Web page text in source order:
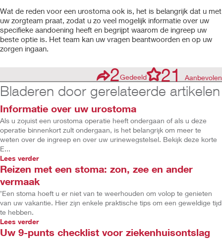
Wat de reden voor een urostoma ook is, het is belangrijk dat u met
uw zorgteam praat, zodat u zo veel mogelijk informatie over uw
specifieke aandoening heeft en begrijpt waarom de ingreep uw
beste optie is. Het team kan uw vragen beantwoorden en op uw
zorgen ingaan.
2Gedeeld 21 Aanbevolen
Bladeren door gerelateerde artikelen
Informatie over uw urostoma
Als u zojuist een urostoma operatie heeft ondergaan of als u deze
operatie binnenkort zult ondergaan, is het belangrijk om meer te
weten over de ingreep en over uw urinewegstelsel. Bekijk deze korte
E...
Lees verder
Reizen met een stoma: zon, zee en ander
vermaak
’Een stoma hoeft u er niet van te weerhouden om volop te genieten
van uw vakantie. Hier zijn enkele praktische tips om een geweldige tijd
te hebben.
Lees verder
Uw 9-punts checklist voor ziekenhuisontslag